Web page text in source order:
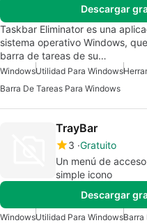
Descargar
Taskbar Eliminator es una
sistema operativo Windows,
barra de tareas de su…
WindowsUtilidad Para Windows
Barra De Tareas Para Windows
TrayBar
3 Gratuito
Un menú de
simple icono
Descargar
WindowsUtilidad Para WindowsBarra